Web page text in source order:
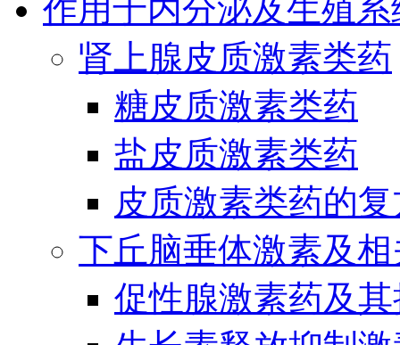
作用于内分泌及生殖
肾上腺皮质激素类药
糖皮质激素类药
盐皮质激素类药
皮质激素类药的
下丘脑垂体激素及
促性腺激素药及